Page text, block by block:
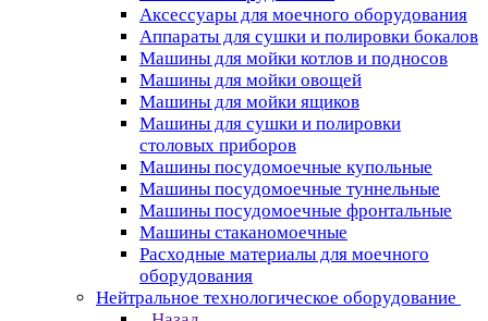
Аксессуары для моечного оборудования
Аппараты для сушки и полировки бокалов
Машины для мойки котлов и подносов
Машины для мойки овощей
Машины для мойки ящиков
Машины для сушки и полировки
столовых приборов
Машины посудомоечные купольные
Машины посудомоечные туннельные
Машины посудомоечные фронтальные
Машины стаканомоечные
Расходные материалы для моечного
оборудования
Нейтральное технологическое оборудование